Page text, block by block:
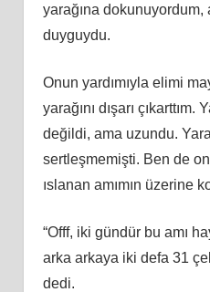
yarağına dokunuyordum,
duyguydu.
Onun yardımıyla elimi
yarağını dışarı çıkarttım.
değildi, ama uzundu.
sertleşmemişti. Ben de
ıslanan amımın üzerine
“Offf, iki gündür bu amı
arka arkaya iki defa 31
dedi.